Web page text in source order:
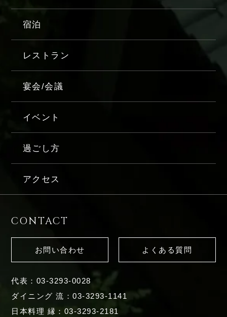
宿泊
レストラン
宴会/会議
イベント
過ごし方
アクセス
CONTACT
お問い合わせ よくある質問
代表：03-3293-0028
ダイニング 流：03-3293-1141
日本料理 縁：03-3293-2181